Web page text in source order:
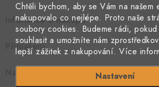
Chtěli bychom, aby se Vám na našem
nakupovalo co nejlépe. Proto naše
soubory cookies. Budeme rádi,
souhlasit a umožníte nám
lepší zážitek z nakupování. Více
Nastavení
VYPLNIT RYCHLOU
Informace k nákupu
Kontakty
Doprava a platba
Podmínky ochrany osobních údajů
Přihlášení
E-mail